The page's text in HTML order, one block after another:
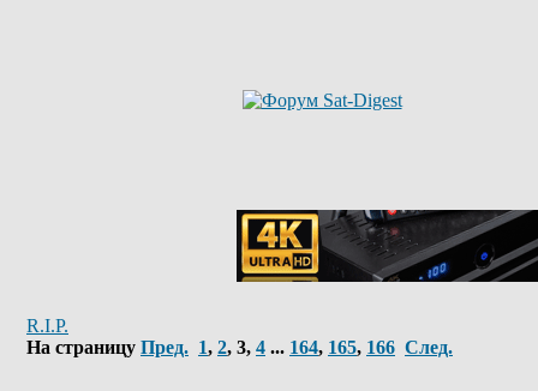
R.I.P.
На страницу Пред. 1, 2, 3, 4 ... 164, 165, 166 След.